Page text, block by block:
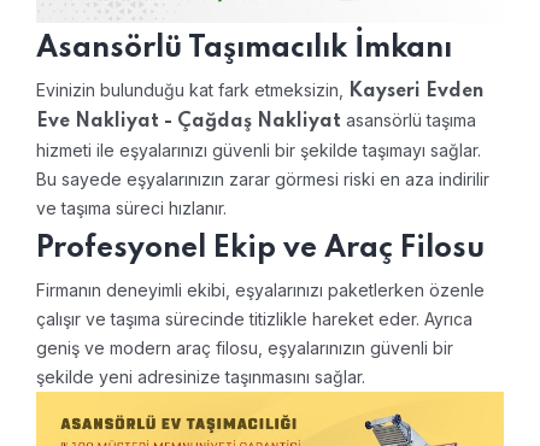
Asansörlü Taşımacılık İmkanı
Evinizin bulunduğu kat fark etmeksizin,
Kayseri Evden
Eve Nakliyat - Çağdaş Nakliyat asansörlü taşıma
hizmeti ile eşyalarınızı güvenli bir şekilde taşımayı sağlar.
Bu sayede eşyalarınızın zarar görmesi riski en aza indirilir
ve taşıma süreci hızlanır.
Profesyonel Ekip ve Araç Filosu
Firmanın deneyimli ekibi, eşyalarınızı paketlerken özenle
çalışır ve taşıma sürecinde titizlikle hareket eder. Ayrıca
geniş ve modern araç filosu, eşyalarınızın güvenli bir
şekilde yeni adresinize taşınmasını sağlar.